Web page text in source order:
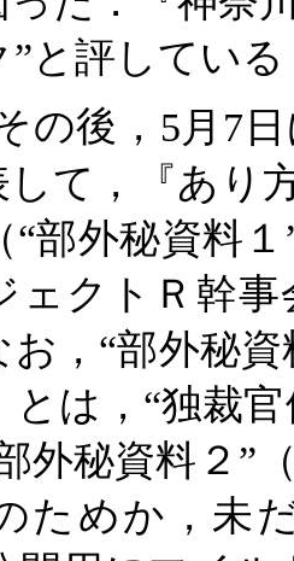
と評している
の後， 5月7
して，『あり
“部外秘資料
ェクトＲ幹
，“部外秘
とは，“独裁
外秘資料２”
ためか，未